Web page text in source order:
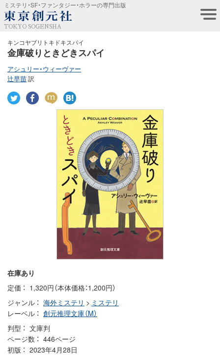
ミステリ・SF・ファンタジー・ホラーの専門出版
TOKYO SOGENSHA
キンコヤブリトキドキスパイ
金庫破りときどきスパイ
アシュリー・ウィーヴァー
辻早苗訳
在庫あり
定価
1,320円（本体価格：1,200円）
ジャンル
海外ミステリ > ミステリ
レーベル
創元推理文庫（M）
判型
文庫判
ページ数
446ページ
初版
2023年4月28日